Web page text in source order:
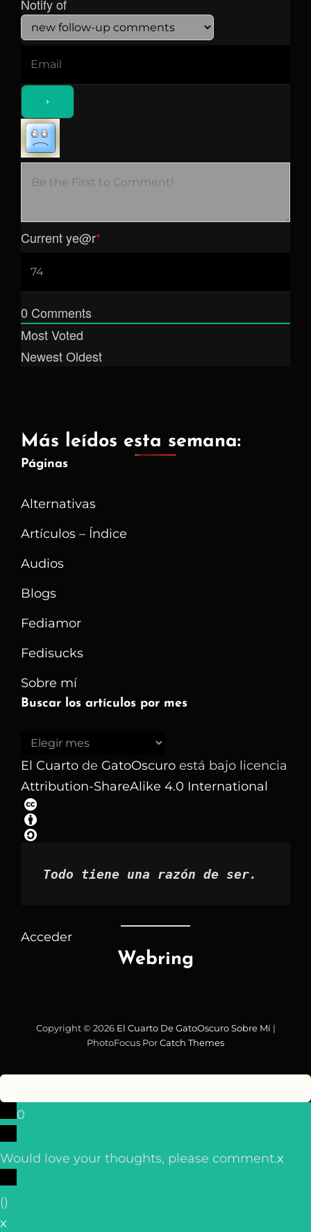
Notify of
Current ye@r*
0 Comments
Most Voted
NewestOldest
Más leídos esta semana:
Páginas
Alternativas
Artículos – Índice
Audios
Blogs
Fediamor
Fedisucks
Sobre mí
Buscar los artículos por mes
Buscar
los
artículos
por
mes
El Cuarto de GatoOscuro está bajo licencia
Attribution-ShareAlike 4.0 International
Todo tiene una razón de ser.
Acceder
Webring
Copyright © 2026 El Cuarto De GatoOscuro Sobre Mí|
PhotoFocus PorCatch Themes
0
Would love your thoughts, please comment.x
()
x